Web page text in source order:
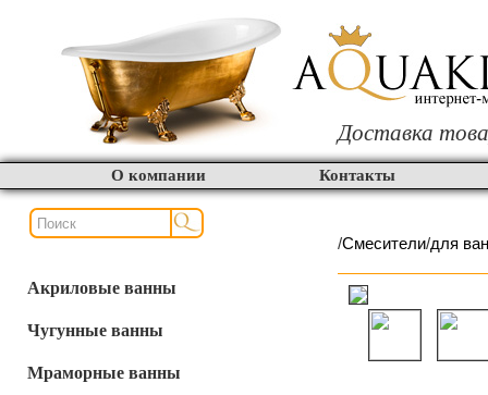
Доставка
О компании Контакты
Акриловые ванны
Чугунные ванны
Мраморные ванны
/Смесители/для